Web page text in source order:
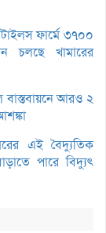
ফার্মে ৩৭০০
চলছে খামারের
বাস্তবায়নে আরও ২
এই বৈদ্যুতিক
পারে বিদ্যুৎ